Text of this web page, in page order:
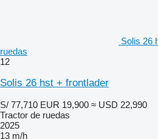
Solis 26
ruedas
12
Solis 26 hst + frontlader
S/ 77,710 EUR 19,900 ≈ USD 22,990
Tractor de ruedas
2025
13 m/h